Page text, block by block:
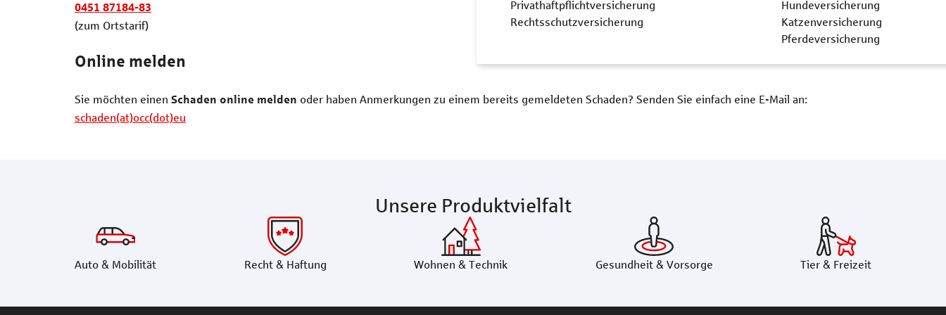
Privathaftpflichtversicherung
Rechtsschutzversicherung
Hundeversicherung
Katzenversicherung
Pferdeversicherung
0451 87184-83
(zum Ortstarif)
Online melden
Sie möchten einen Schaden online melden oder haben Anmerkungen zu einem bereits gemeldeten Schaden? Senden Sie einfach eine E-Mail an:
schaden(at)occ(dot)eu
Unsere Produktvielfalt
Auto & Mobilität Recht & Haftung Wohnen & Technik Gesundheit & Vorsorge Tier & Freizeit